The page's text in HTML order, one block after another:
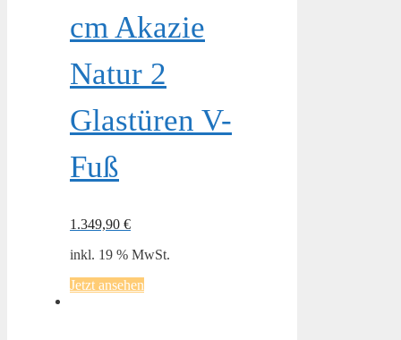
cm Akazie
Natur 2
Glastüren V-
Fuß
1.349,90 €
inkl. 19 % MwSt.
Jetzt ansehen